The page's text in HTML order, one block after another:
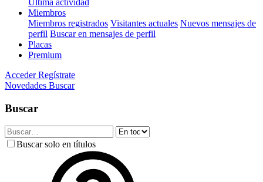
Última actividad
Miembros
Miembros registrados Visitantes actuales Nuevos mensajes de
perfil Buscar en mensajes de perfil
Placas
Premium
Acceder Regístrate
Novedades Buscar
Buscar
Buscar solo en títulos